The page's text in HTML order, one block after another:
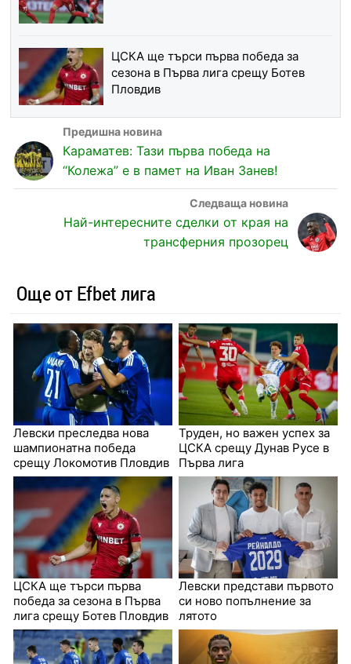
ЦСКА ще търси първа победа за
сезона в Първа лига срещу Ботев
Пловдив
Караматев: Тази първа победа на
“Колежа” е в памет на Иван Занев!
Най-интересните сделки от края на
трансферния прозорец
Още от Efbet лига
Левски преследва нова
шампионатна победа
срещу Локомотив Пловдив
Труден, но важен успех за
ЦСКА срещу Дунав Русе в
Първа лига
ЦСКА ще търси първа
победа за сезона в Първа
лига срещу Ботев Пловдив
Левски представи първото
си ново попълнение за
лятото